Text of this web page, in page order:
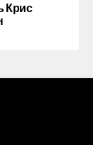
Крис